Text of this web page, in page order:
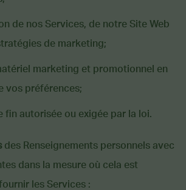
de nos Services, de notre Site Web
de marketing;
marketing et promotionnel en
vos préférences;
fin autorisée ou exigée par la loi.
des Renseignements personnels avec
dans la mesure où cela est
les Services :